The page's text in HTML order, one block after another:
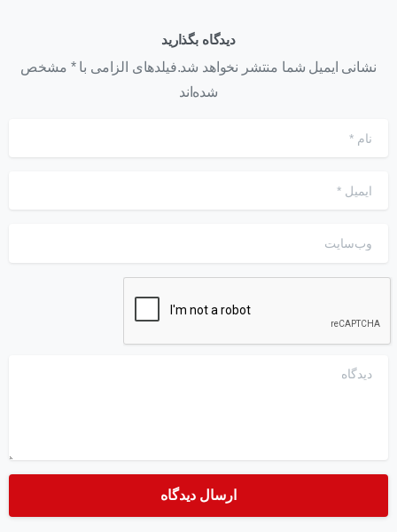
دیدگاه بگذارید
نشانی ایمیل شما منتشر نخواهد شد.فیلدهای الزامی با * مشخص
شده‌اند
*
ایمیل
وب‌سایت
دیدگاه